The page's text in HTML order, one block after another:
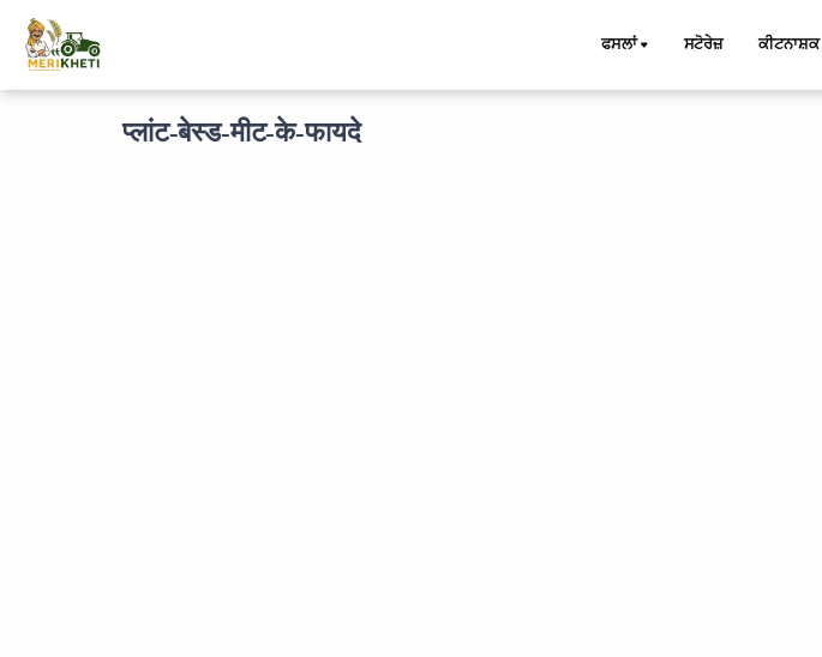
ਫਸਲਾਂ ਸਟੋਰੇਜ਼ ਕੀਟਨਾਸ਼ਕ
प्लांट-बेस्ड-मीट-के-फायदे